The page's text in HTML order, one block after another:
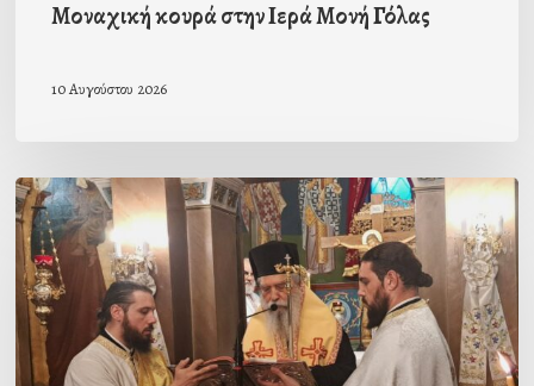
Μοναχική κουρά στην Ιερά Μονή Γόλας
10 Αυγούστου 2026
Ιερά
Παράκληση
στον
Ι.Ν.
Κοιμήσεως